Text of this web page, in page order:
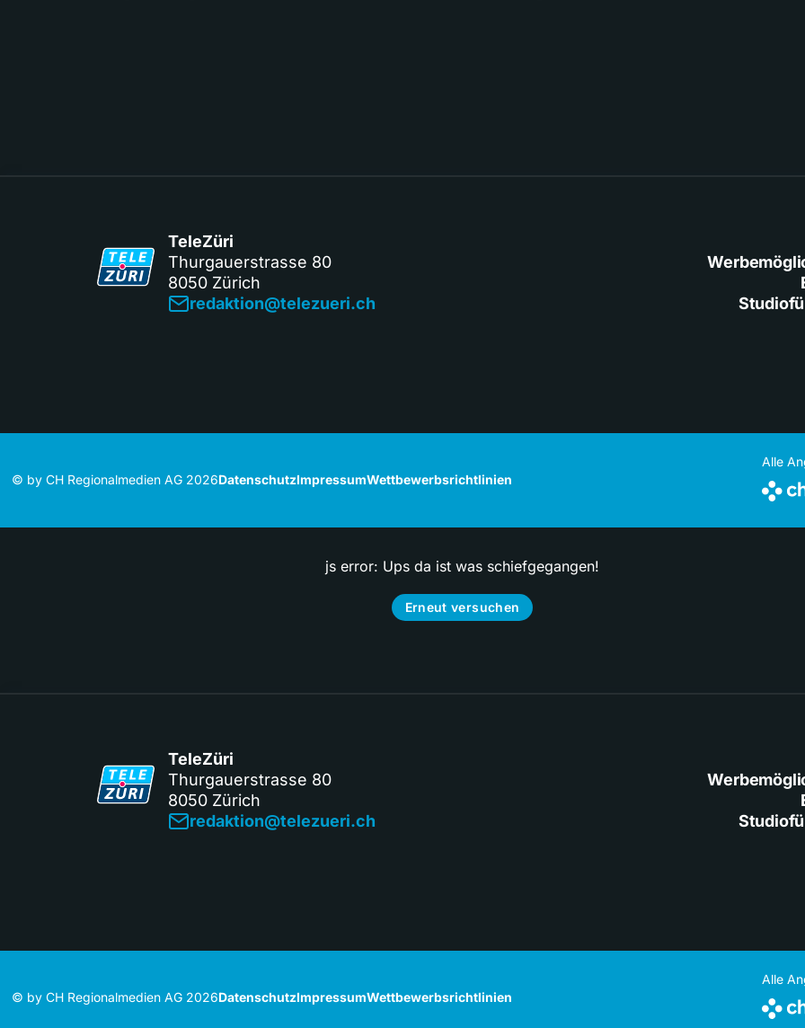
TeleZüri
Thurgauerstrasse 80
8050 Zürich
redaktion@telezueri.ch
© by CH Regionalmedien AG 2026DatenschutzImpressumWettbewerbsrichtlinien
Alle
js error: Ups da ist was schiefgegangen!
Erneut versuchen
TeleZüri
Thurgauerstrasse 80
8050 Zürich
redaktion@telezueri.ch
© by CH Regionalmedien AG 2026DatenschutzImpressumWettbewerbsrichtlinien
Alle